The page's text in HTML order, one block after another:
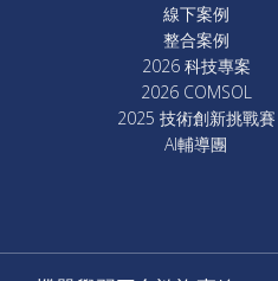
線下案例
整合案例
2026 科技專案
2026 COMSOL
2025 技術創新挑戰賽
AI輔導團